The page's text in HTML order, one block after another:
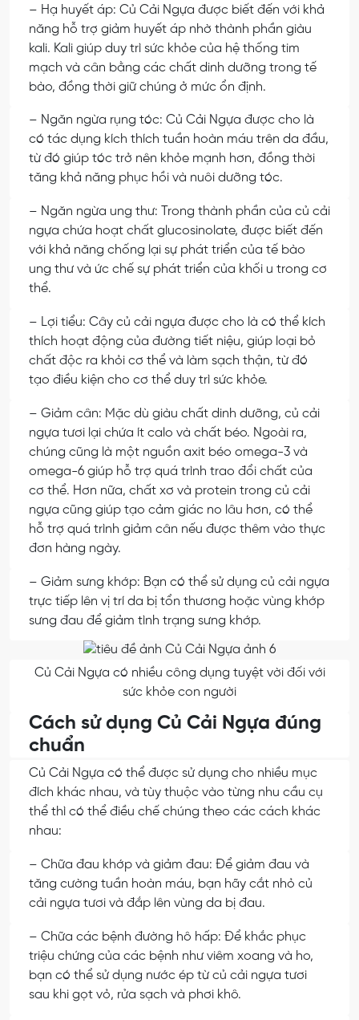
– Hạ huyết áp: Củ Cải Ngựa được biết đến với khả
năng hỗ trợ giảm huyết áp nhờ thành phần giàu
kali. Kali giúp duy trì sức khỏe của hệ thống tim
mạch và cân bằng các chất dinh dưỡng trong tế
bào, đồng thời giữ chúng ở mức ổn định.
– Ngăn ngừa rụng tóc: Củ Cải Ngựa được cho là
có tác dụng kích thích tuần hoàn máu trên da đầu,
từ đó giúp tóc trở nên khỏe mạnh hơn, đồng thời
tăng khả năng phục hồi và nuôi dưỡng tóc.
– Ngăn ngừa ung thư: Trong thành phần của củ cải
ngựa chứa hoạt chất glucosinolate, được biết đến
với khả năng chống lại sự phát triển của tế bào
ung thư và ức chế sự phát triển của khối u trong cơ
thể.
– Lợi tiểu: Cây củ cải ngựa được cho là có thể kích
thích hoạt động của đường tiết niệu, giúp loại bỏ
chất độc ra khỏi cơ thể và làm sạch thận, từ đó
tạo điều kiện cho cơ thể duy trì sức khỏe.
– Giảm cân: Mặc dù giàu chất dinh dưỡng, củ cải
ngựa tươi lại chứa ít calo và chất béo. Ngoài ra,
chúng cũng là một nguồn axit béo omega-3 và
omega-6 giúp hỗ trợ quá trình trao đổi chất của
cơ thể. Hơn nữa, chất xơ và protein trong củ cải
ngựa cũng giúp tạo cảm giác no lâu hơn, có thể
hỗ trợ quá trình giảm cân nếu được thêm vào thực
đơn hàng ngày.
– Giảm sưng khớp: Bạn có thể sử dụng củ cải ngựa
trực tiếp lên vị trí da bị tổn thương hoặc vùng khớp
sưng đau để giảm tình trạng sưng khớp.
Củ Cải Ngựa có nhiều công dụng tuyệt vời đối với
sức khỏe con người
Cách sử dụng Củ Cải Ngựa đúng
chuẩn
Củ Cải Ngựa có thể được sử dụng cho nhiều mục
đích khác nhau, và tùy thuộc vào từng nhu cầu cụ
thể thì có thể điều chế chúng theo các cách khác
nhau:
– Chữa đau khớp và giảm đau: Để giảm đau và
tăng cường tuần hoàn máu, bạn hãy cắt nhỏ củ
cải ngựa tươi và đắp lên vùng da bị đau.
– Chữa các bệnh đường hô hấp: Để khắc phục
triệu chứng của các bệnh như viêm xoang và ho,
bạn có thể sử dụng nước ép từ củ cải ngựa tươi
sau khi gọt vỏ, rửa sạch và phơi khô.